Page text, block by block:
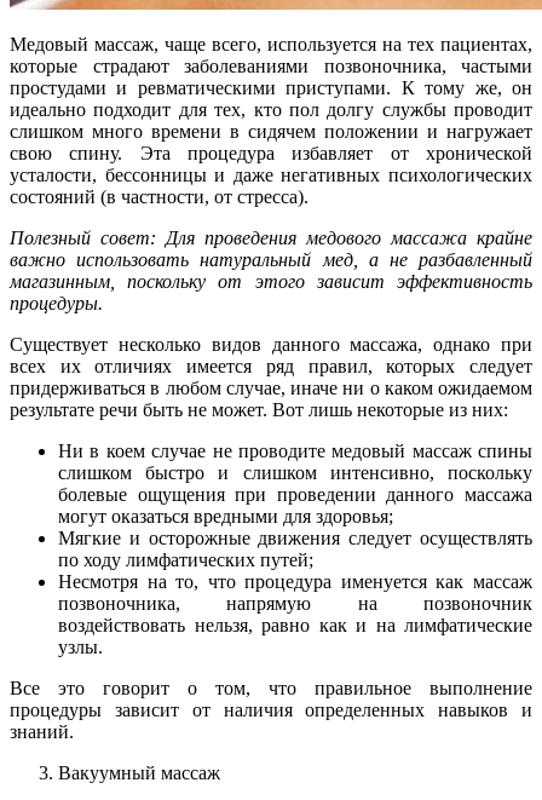
Медовый массаж, чаще всего, используется на тех пациентах,
которые страдают заболеваниями позвоночника, частыми
простудами и ревматическими приступами. К тому же, он
идеально подходит для тех, кто пол долгу службы проводит
слишком много времени в сидячем положении и нагружает
свою спину. Эта процедура избавляет от хронической
усталости, бессонницы и даже негативных психологических
состояний (в частности, от стресса).
Полезный совет: Для проведения медового массажа крайне
важно использовать натуральный мед, а не разбавленный
магазинным, поскольку от этого зависит эффективность
процедуры.
Существует несколько видов данного массажа, однако при
всех их отличиях имеется ряд правил, которых следует
придерживаться в любом случае, иначе ни о каком ожидаемом
результате речи быть не может. Вот лишь некоторые из них:
Ни в коем случае не проводите медовый массаж спины
слишком быстро и слишком интенсивно, поскольку
болевые ощущения при проведении данного массажа
могут оказаться вредными для здоровья;
Мягкие и осторожные движения следует осуществлять
по ходу лимфатических путей;
Несмотря на то, что процедура именуется как массаж
позвоночника, напрямую на позвоночник
воздействовать нельзя, равно как и на лимфатические
узлы.
Все это говорит о том, что правильное выполнение
процедуры зависит от наличия определенных навыков и
знаний.
Вакуумный массаж